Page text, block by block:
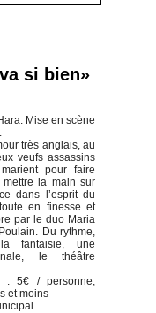
si bien»
Mise en scène
très anglais, au
veufs assassins
pour faire
mettre la main sur
dans l’esprit du
en finesse et
par le duo Maria
Du rythme,
fantaisie, une
le théâtre
: 5€ / personne,
et moins